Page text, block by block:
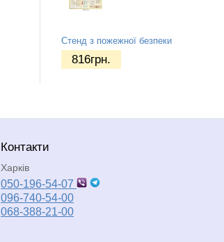
Стенд з пожежної безпеки
816грн.
Контакти
Харків
050-196-54-07
096-740-54-00
068-388-21-00